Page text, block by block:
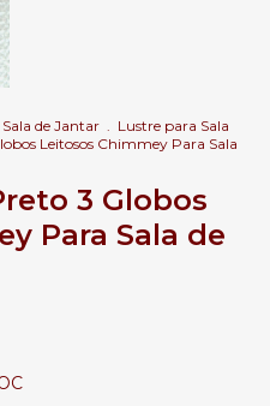
Sala de Jantar . Lustre para Sala
Leitosos Chimmey Para Sala
3 Globos
Para Sala de